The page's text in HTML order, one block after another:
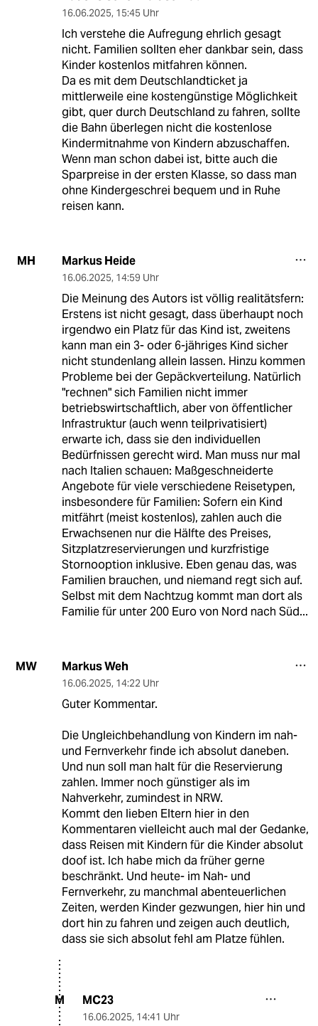
16.06.2025, 15:45 Uhr
Ich verstehe die Aufregung ehrlich gesagt
nicht. Familien sollten eher dankbar sein, dass
Kinder kostenlos mitfahren können.
Da es mit dem Deutschlandticket ja
mittlerweile eine kostengünstige Möglichkeit
gibt, quer durch Deutschland zu fahren, sollte
die Bahn überlegen nicht die kostenlose
Kindermitnahme von Kindern abzuschaffen.
Wenn man schon dabei ist, bitte auch die
Sparpreise in der ersten Klasse, so dass man
ohne Kindergeschrei bequem und in Ruhe
reisen kann.
MH Markus Heide
16.06.2025, 14:59 Uhr
Die Meinung des Autors ist völlig realitätsfern:
Erstens ist nicht gesagt, dass überhaupt noch
irgendwo ein Platz für das Kind ist, zweitens
kann man ein 3- oder 6-jähriges Kind sicher
nicht stundenlang allein lassen. Hinzu kommen
Probleme bei der Gepäckverteilung. Natürlich
"rechnen" sich Familien nicht immer
betriebswirtschaftlich, aber von öffentlicher
Infrastruktur (auch wenn teilprivatisiert)
erwarte ich, dass sie den individuellen
Bedürfnissen gerecht wird. Man muss nur mal
nach Italien schauen: Maßgeschneiderte
Angebote für viele verschiedene Reisetypen,
insbesondere für Familien: Sofern ein Kind
mitfährt (meist kostenlos), zahlen auch die
Erwachsenen nur die Hälfte des Preises,
Sitzplatzreservierungen und kurzfristige
Stornooption inklusive. Eben genau das, was
Familien brauchen, und niemand regt sich auf.
Selbst mit dem Nachtzug kommt man dort als
Familie für unter 200 Euro von Nord nach Süd...
MW Markus Weh
16.06.2025, 14:22 Uhr
Guter Kommentar.
Die Ungleichbehandlung von Kindern im nah-
und Fernverkehr finde ich absolut daneben.
Und nun soll man halt für die Reservierung
zahlen. Immer noch günstiger als im
Nahverkehr, zumindest in NRW.
Kommt den lieben Eltern hier in den
Kommentaren vielleicht auch mal der Gedanke,
dass Reisen mit Kindern für die Kinder absolut
doof ist. Ich habe mich da früher gerne
beschränkt. Und heute- im Nah- und
Fernverkehr, zu manchmal abenteuerlichen
Zeiten, werden Kinder gezwungen, hier hin und
dort hin zu fahren und zeigen auch deutlich,
dass sie sich absolut fehl am Platze fühlen.
M MC23
16.06.2025, 14:41 Uhr